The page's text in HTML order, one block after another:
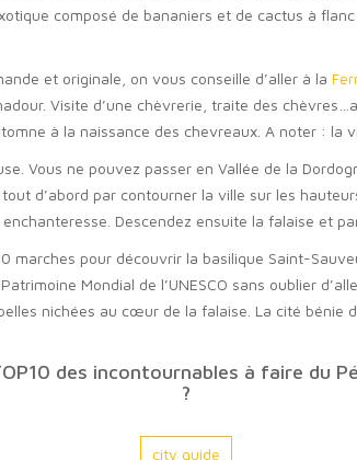
composé de bananiers et de cactus à
et originale, on vous conseille d’aller à la
Visite d’une chèvrerie, traite des
à la naissance des chevreaux. A noter : la
Vous ne pouvez passer en Vallée de la
d’abord par contourner la ville sur les
Descendez ensuite la falaise et
marches pour découvrir la basilique Saint-
Mondial de l’UNESCO sans oublier
nichées au cœur de la falaise. La cité bénie
des incontournables à faire du
?
city guide